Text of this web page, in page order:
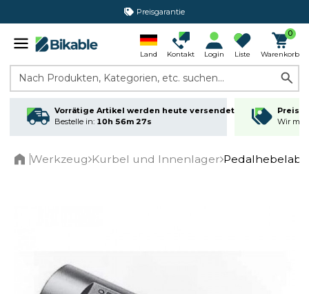
Preisgarantie
Land Kontakt Login Liste
0
Warenkorb
Nach Produkten, Kategorien, etc. suchen...
Vorrätige Artikel werden heute versendet
Bestelle in: 10h 56m 27s
Wir
Werkzeug Kurbel und Innenlager